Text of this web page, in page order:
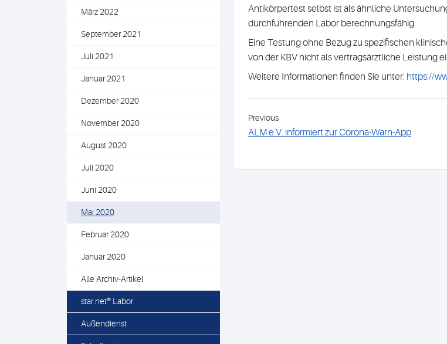
März 2022
September 2021
Juli 2021
Januar 2021
Dezember 2020
November 2020
August 2020
Juli 2020
Juni 2020
Mai 2020
Februar 2020
Januar 2020
Alle Archiv-Artikel
star.net® Labor
Außendienst
Antikörpertest selbst ist als ähnliche
durchführenden Labor berechnungsfähig.
Eine Testung ohne Bezug zu spezifischen
von der KBV nicht als vertragsärztliche Leistung
Weitere Informationen finden Sie unter: https://
Previous
ALM e.V. informiert zur Corona-Warn-App